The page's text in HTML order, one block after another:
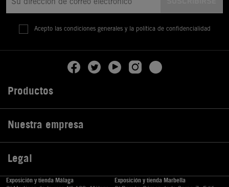
Acepto las condiciones generales y la política de confidencialidad
Productos
Nuestra empresa
Legal
Exposición y tienda Málaga Exposición y tienda Marbella